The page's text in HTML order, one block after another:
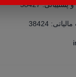
38427
38424